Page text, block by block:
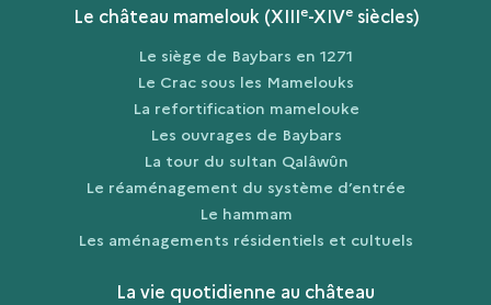
Le château mamelouk (XIIIe-XIVesiècles)
Le siège de Baybars en 1271
Le Crac sous les Mamelouks
La refortification mamelouke
Les ouvrages de Baybars
La tour du sultan Qalâwûn
Le réaménagement du système d’entrée
Le hammam
Les aménagements résidentiels et cultuels
La vie quotidienne au château